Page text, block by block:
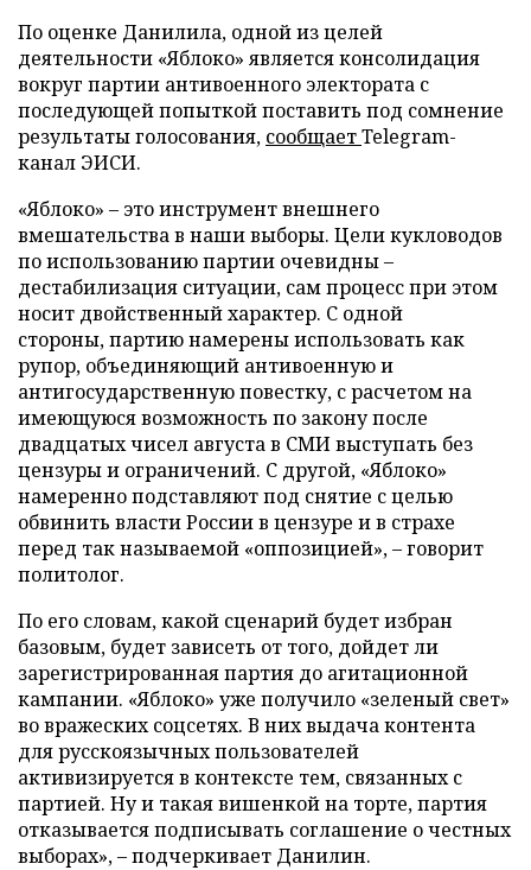
По оценке Данилила, одной из целей
деятельности «Яблоко» является консолидация
вокруг партии антивоенного электората с
последующей попыткой поставить под сомнение
результаты голосования, сообщаетTelegram-
канал ЭИСИ.
«Яблоко» – это инструмент внешнего
вмешательства в наши выборы. Цели кукловодов
по использованию партии очевидны –
дестабилизация ситуации, сам процесс при этом
носит двойственный характер. С одной
стороны, партию намерены использовать как
рупор, объединяющий антивоенную и
антигосударственную повестку, с расчетом на
имеющуюся возможность по закону после
двадцатых чисел августа в СМИ выступать без
цензуры и ограничений. С другой, «Яблоко»
намеренно подставляют под снятие с целью
обвинить власти России в цензуре и в страхе
перед так называемой «оппозицией», – говорит
политолог.
По его словам, какой сценарий будет избран
базовым, будет зависеть от того, дойдет ли
зарегистрированная партия до агитационной
кампании. «Яблоко» уже получило «зеленый свет»
во вражеских соцсетях. В них выдача контента
для русскоязычных пользователей
активизируется в контексте тем, связанных с
партией. Ну и такая вишенкой на торте, партия
отказывается подписывать соглашение о честных
выборах», – подчеркивает Данилин.